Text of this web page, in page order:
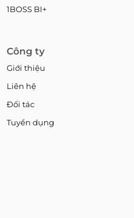
1BOSS BI+
Công ty
Giới thiệu
Liên hệ
Đối tác
Tuyển dụng